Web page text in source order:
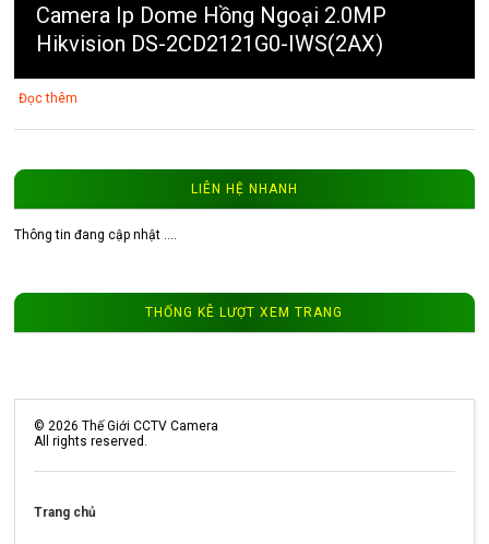
Camera Ip Dome Hồng Ngoại 2.0MP
Hikvision DS-2CD2121G0-IWS(2AX)
Đọc thêm
3
WinTech.vip
LIÊN HỆ NHANH
Thông tin đang cập nhật ....
THỐNG KÊ LƯỢT XEM TRANG
© 2026 Thế Giới CCTV Camera
All rights reserved.
Trang chủ